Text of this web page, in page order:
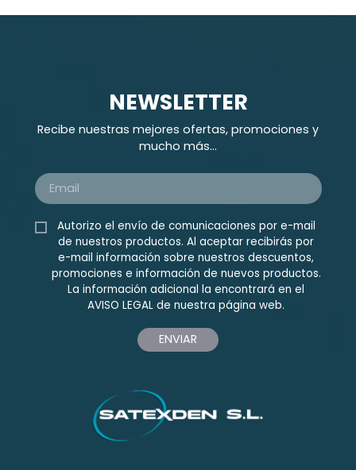
NEWSLETTER
Recibe nuestras mejores ofertas, promociones y
mucho más...
Autorizo el envío de comunicaciones por e-mail
de nuestros productos. Al aceptar recibirás por
e-mail información sobre nuestros descuentos,
promociones e información de nuevos productos.
La información adicional la encontrará en el
AVISO LEGAL de nuestra página web.
ENVIAR